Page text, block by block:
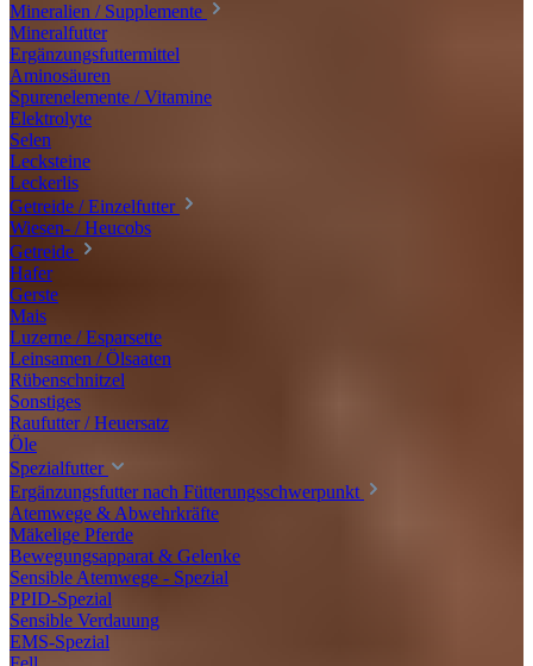
Mineralien / Supplemente
Mineralfutter
Ergänzungsfuttermittel
Aminosäuren
Spurenelemente / Vitamine
Elektrolyte
Selen
Lecksteine
Leckerlis
Getreide / Einzelfutter
Wiesen- / Heucobs
Getreide
Hafer
Gerste
Mais
Luzerne / Esparsette
Leinsamen / Ölsaaten
Rübenschnitzel
Sonstiges
Raufutter / Heuersatz
Öle
Spezialfutter
Ergänzungsfutter nach Fütterungsschwerpunkt
Atemwege & Abwehrkräfte
Mäkelige Pferde
Bewegungsapparat & Gelenke
Sensible Atemwege - Spezial
PPID-Spezial
Sensible Verdauung
EMS-Spezial